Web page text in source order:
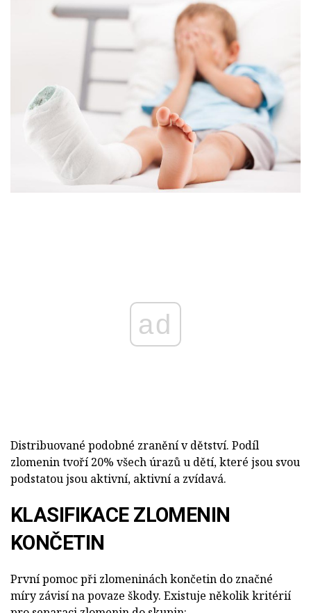
ad
Distribuované podobné zranění v dětství. Podíl
zlomenin tvoří 20% všech úrazů u dětí, které jsou svou
podstatou jsou aktivní, aktivní a zvídavá.
KLASIFIKACE ZLOMENIN
KONČETIN
První pomoc při zlomeninách končetin do značné
míry závisí na povaze škody. Existuje několik kritérií